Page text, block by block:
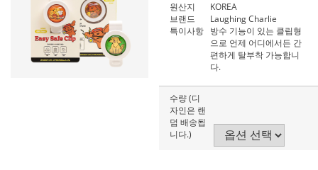
원산지
KOREA
브랜드
Laughing Charlie
특이사항 방수 기능이 있는 클립형
으로 언제 어디에서든 간
편하게 탈부착 가능합니
다.
수량 (디
자인은 랜
덤 배송됩
니다.)